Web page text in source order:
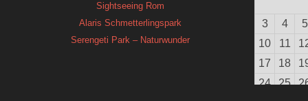
Sightseeing Rom
Alaris Schmetterlingspark
Serengeti Park – Naturwunder
3 4
5
10
11
17
18
24
25